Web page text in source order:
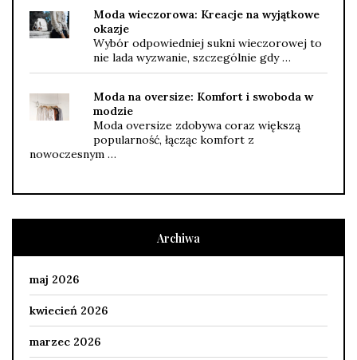
Moda wieczorowa: Kreacje na wyjątkowe
okazje
Wybór odpowiedniej sukni wieczorowej to
nie lada wyzwanie, szczególnie gdy …
Moda na oversize: Komfort i swoboda w
modzie
Moda oversize zdobywa coraz większą
popularność, łącząc komfort z
nowoczesnym …
Archiwa
maj 2026
kwiecień 2026
marzec 2026